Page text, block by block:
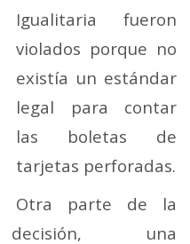
Igualitaria fueron
violados porque no
existía un estándar
legal para contar
las boletas de
tarjetas perforadas.
Otra parte de la
decisión, una